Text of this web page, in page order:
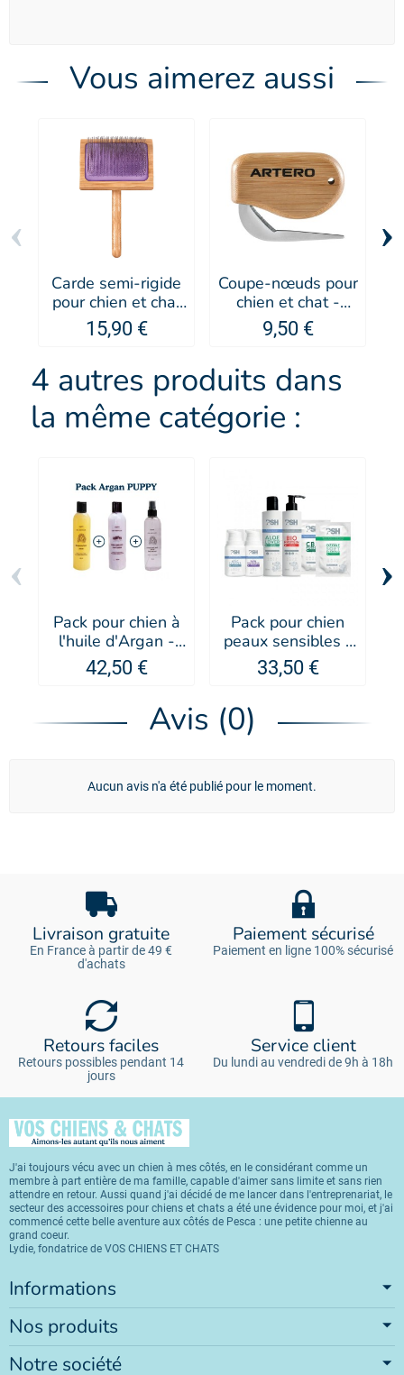
Vous aimerez aussi
Carde semi-rigide
pour chien et chat
UNIVERSEL
RUFUS - Artero
15,90 €
Coupe-nœuds pour
chien et chat -
Artero
9,50 €
‹ ›
4 autres produits dans
la même catégorie :
Pack pour chien à
l'huile d'Argan -
PUPPY
42,50 €
Pack pour chien
peaux sensibles -
PSH
33,50 €
‹ ›
Avis (0)
Aucun avis n'a été publié pour le moment.
Livraison gratuite
En France à partir de 49 €
d'achats
Paiement sécurisé
Paiement en ligne 100% sécurisé
Retours faciles
Retours possibles pendant 14
jours
Service client
Du lundi au vendredi de 9h à 18h
J'ai toujours vécu avec un chien à mes côtés, en le considérant comme un
membre à part entière de ma famille, capable d'aimer sans limite et sans rien
attendre en retour. Aussi quand j'ai décidé de me lancer dans l'entreprenariat, le
secteur des accessoires pour chiens et chats a été une évidence pour moi, et j'ai
commencé cette belle aventure aux côtés de Pesca : une petite chienne au
grand coeur.
Lydie, fondatrice de VOS CHIENS ET CHATS
Informations
Nos produits
Notre société